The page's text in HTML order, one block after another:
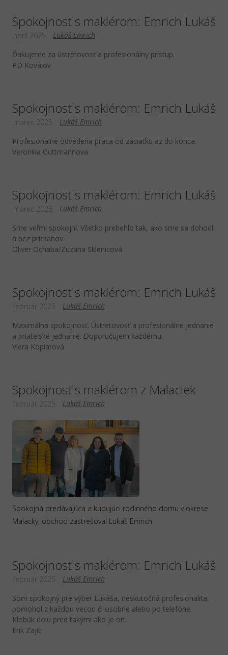
Spokojnosť s maklérom: Emrich Lukáš
Lukáš Emrich
apríl 2025
Ďakujeme za ústretovosť a profesionálny prístup.
PD Koválov
Spokojnosť s maklérom: Emrich Lukáš
Lukáš Emrich
marec 2025
Profesionalne odvedena praca od zaciatku az do konca.
Veronika Guttmannova
Spokojnosť s maklérom: Emrich Lukáš
Lukáš Emrich
marec 2025
Sme veľmi spokojní. Všetko prebehlo tak, ako sme sa dohodli
a bez prieťahov.
Oliver Ochaba/Zuzana Sklenicová
Spokojnosť s maklérom: Emrich Lukáš
Lukáš Emrich
február 2025
Maximálna spokojnosť. Ústretovosť a profesionálne jednanie
a priatelské jednanie. Doporučujem každému.
Viera Kopiarová
Spokojnosť s maklérom z Malaciek
Lukáš Emrich
február 2025
Spokojná predávajúca a kupujúci rodinného domu v okrese
Malacky, obchod zastrešoval Lukáš Emrich.
Spokojnosť s maklérom: Emrich Lukáš
Lukáš Emrich
február 2025
Som spokojný pre výber Lukáša, neskutočná profesionalita,
pomohol z každou vecou či osobne alebo po telefóne.
Klobúk dolu pred takými ako je on.
Erik Zajic